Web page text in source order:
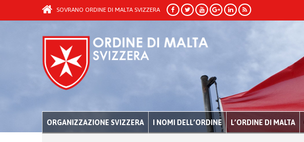
SOVRANO ORDINE DI MALTA SVIZZERA
ORGANIZZAZIONE SVIZZERA I NOMI DELL’ORDINE L’ORDINE DI MALTA